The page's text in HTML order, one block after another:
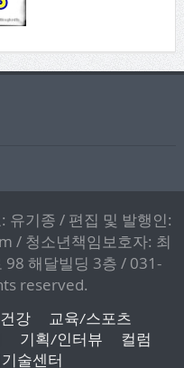
유기종 / 편집 및 발행인:
/ 청소년책임보호자: 최
98 해달빌딩 3층 / 031-
reserved.
건강
교육/스포츠
기획/인터뷰
컬럼
술센터